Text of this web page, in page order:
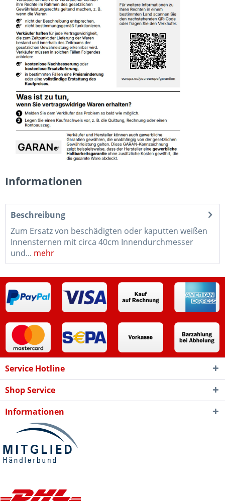
Informationen
Beschreibung
Zum Ersatz von beschädigten oder kaputten weißen
Innensternen mit circa 40cm Innendurchmesser
und... mehr
Service Hotline
Shop Service
Informationen